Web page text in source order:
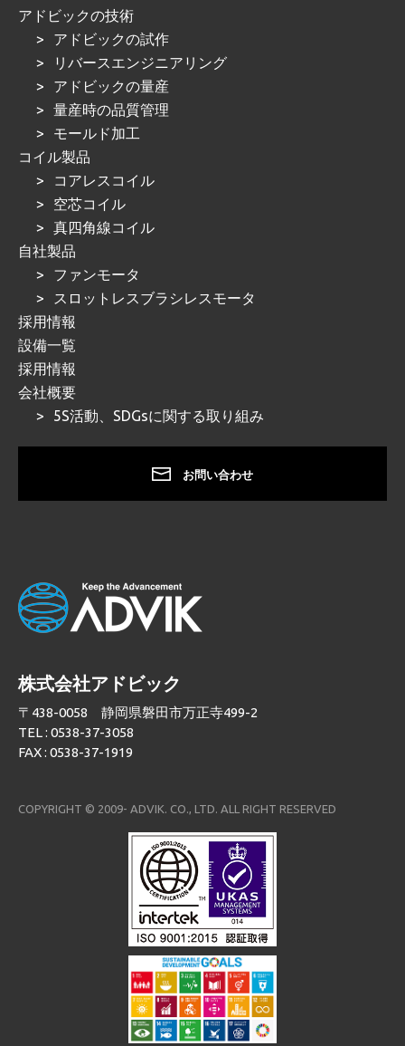
株式会社アドビック
〒438-0058 静岡県磐田市万正寺499-2
TEL : 0538-37-3058
FAX : 0538-37-1919
COPYRIGHT © 2009- ADVIK. CO., LTD. ALL RIGHT RESERVED
アドビックの技術
アドビックの試作
リバースエンジニアリング
アドビックの量産
量産時の品質管理
モールド加工
コイル製品
コアレスコイル
空芯コイル
真四角線コイル
自社製品
ファンモータ
スロットレスブラシレスモータ
採用情報
設備一覧
採用情報
会社概要
5S活動、SDGsに関する取り組み
お問い合わせ